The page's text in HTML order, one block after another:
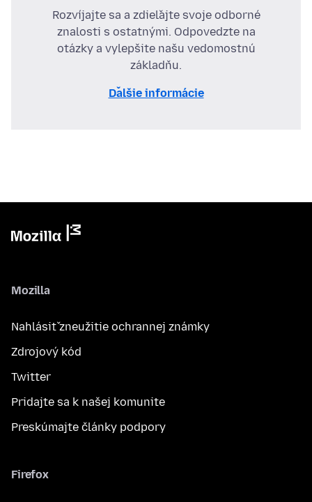
Rozvíjajte sa a zdieľajte svoje odborné
znalosti s ostatnými. Odpovedzte na
otázky a vylepšite našu vedomostnú
základňu.
Ďalšie informácie
Mozilla
Nahlásiť zneužitie ochrannej známky
Zdrojový kód
Twitter
Pridajte sa k našej komunite
Preskúmajte články podpory
Firefox